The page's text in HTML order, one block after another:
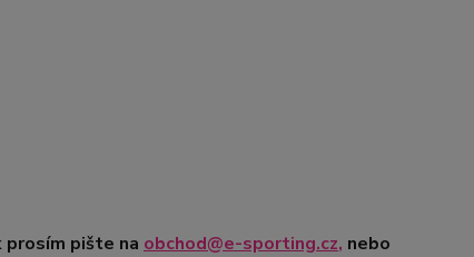
pište na obchod@e-sporting.cz, nebo